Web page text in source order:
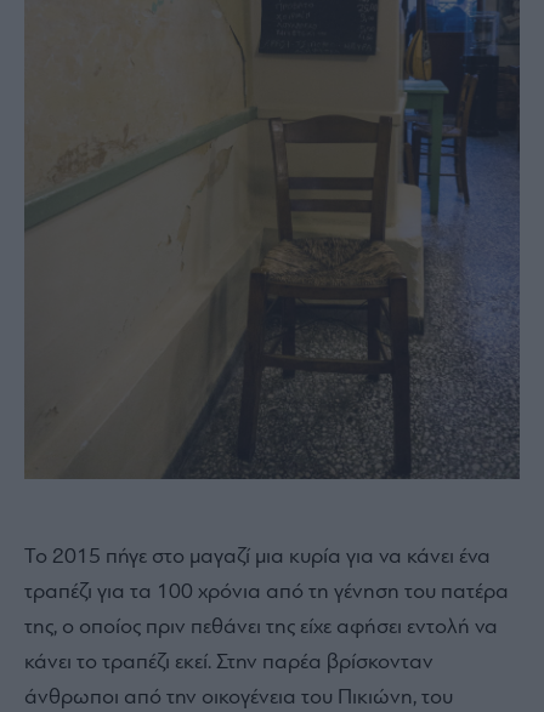
Το 2015 πήγε στο μαγαζί μια κυρία για να κάνει ένα
τραπέζι για τα 100 χρόνια από τη γένηση του πατέρα
της, ο οποίος πριν πεθάνει της είχε αφήσει εντολή να
κάνει το τραπέζι εκεί. Στην παρέα βρίσκονταν
άνθρωποι από την οικογένεια του Πικιώνη, του